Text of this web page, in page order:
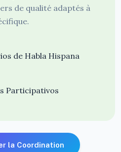
de qualité adaptés à
de Habla Hispana
Participativos
la Coordination